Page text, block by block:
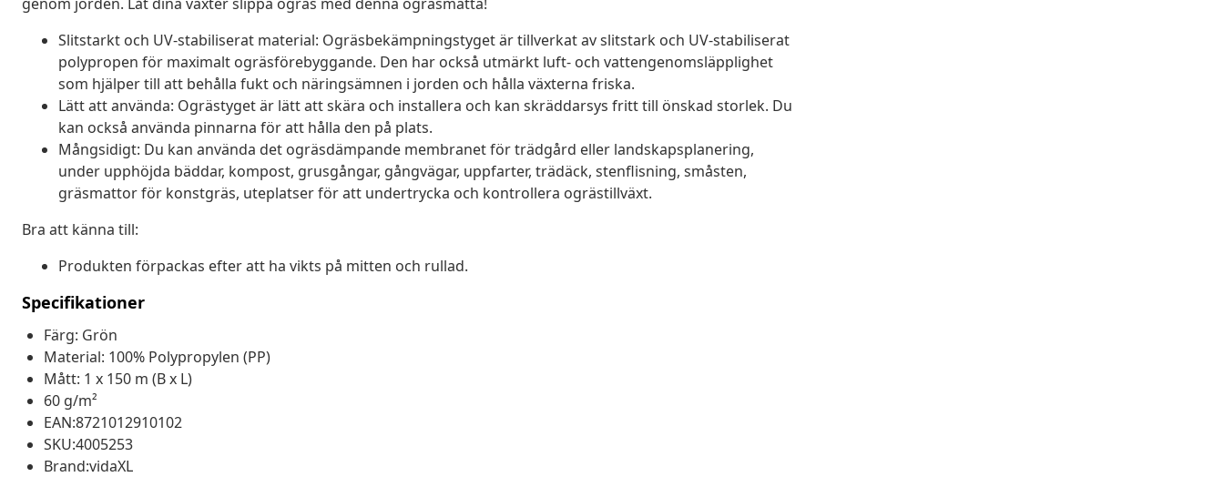
Slitstarkt och UV-stabiliserat material: Ogräsbekämpningstyget är tillverkat av slitstark och UV-stabiliserat
polypropen för maximalt ogräsförebyggande. Den har också utmärkt luft- och vattengenomsläpplighet
som hjälper till att behålla fukt och näringsämnen i jorden och hålla växterna friska.
Lätt att använda: Ogrästyget är lätt att skära och installera och kan skräddarsys fritt till önskad storlek. Du
kan också använda pinnarna för att hålla den på plats.
Mångsidigt: Du kan använda det ogräsdämpande membranet för trädgård eller landskapsplanering,
under upphöjda bäddar, kompost, grusgångar, gångvägar, uppfarter, trädäck, stenflisning, småsten,
gräsmattor för konstgräs, uteplatser för att undertrycka och kontrollera ogrästillväxt.
Bra att känna till:
Produkten förpackas efter att ha vikts på mitten och rullad.
Specifikationer
Färg: Grön
Material: 100% Polypropylen (PP)
Mått: 1 x 150 m (B x L)
60 g/m²
EAN:8721012910102
SKU:4005253
Brand:vidaXL